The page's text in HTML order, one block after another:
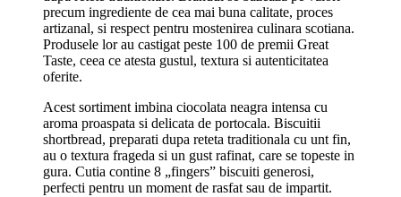
precum ingrediente de cea mai buna calitate, proces
artizanal, si respect pentru mostenirea culinara scotiana.
Produsele lor au castigat peste 100 de premii Great
Taste, ceea ce atesta gustul, textura si autenticitatea
oferite.
Acest sortiment imbina ciocolata neagra intensa cu
aroma proaspata si delicata de portocala. Biscuitii
shortbread, preparati dupa reteta traditionala cu unt fin,
au o textura frageda si un gust rafinat, care se topeste in
gura. Cutia contine 8 „fingers” biscuiti generosi,
perfecti pentru un moment de rasfat sau de impartit.